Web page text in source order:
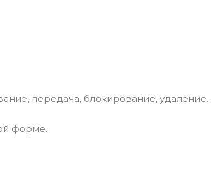
передача, блокирование, удаление.
форме.